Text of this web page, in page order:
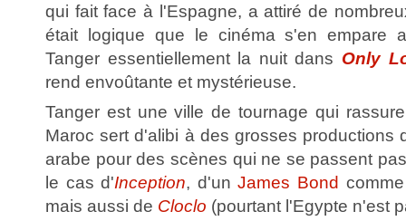
qui fait face à l'Espagne, a attiré de
était logique que le cinéma s'en empare
Tanger essentiellement la nuit dans Only
rend envoûtante et mystérieuse.
Tanger est une ville de tournage qui
Maroc sert d'alibi à des grosses productions
arabe pour des scènes qui ne se passent
le cas d'Inception, d'unJames Bond
mais aussi de Cloclo (pourtant l'Egypte n'est